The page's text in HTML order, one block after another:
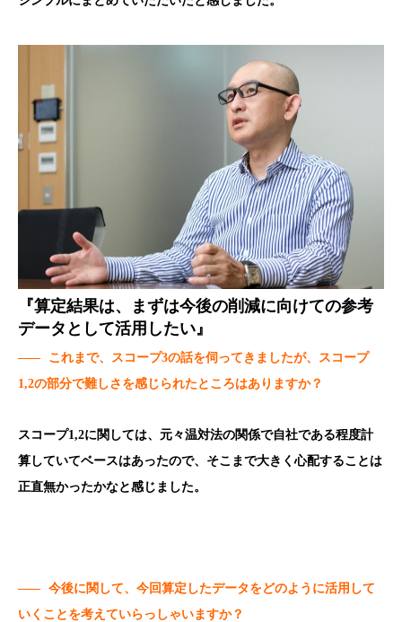
『算定結果は、まずは今後の削減に向けての参考
データとして活用したい』
—— これまで、スコープ3の話を伺ってきましたが、スコープ
1,2の部分で難しさを感じられたところはありますか？
スコープ1,2に関しては、元々温対法の関係で自社である程度計
算していてベースはあったので、そこまで大きく心配することは
正直無かったかなと感じました。
—— 今後に関して、今回算定したデータをどのように活用して
いくことを考えていらっしゃいますか？